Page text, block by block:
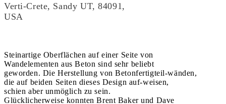
Verti-Crete, Sandy UT, 84091,
USA
Steinartige Oberflächen auf einer Seite von
Wandelementen aus Beton sind sehr beliebt
geworden. Die Herstellung von Betonfertigteil-wänden,
die auf beiden Seiten dieses Design auf-weisen,
schien aber unmöglich zu sein.
Glücklicherweise konnten Brent Baker und Dave